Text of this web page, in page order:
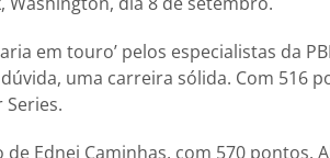
em touro’ pelos especialistas da
uma carreira sólida. Com 516
Ednei Caminhas, com 570 pontos.